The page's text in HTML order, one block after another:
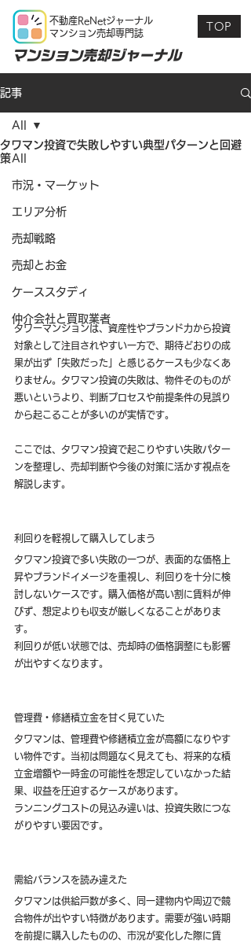
不動産ReNetジャーナル
マンション売却専門誌
マンション売却ジャーナル
TOP
記事
All
市況・マーケット
エリア分析
売却戦略
売却とお金
ケーススタディ
仲介会社と買取業者
All
タワマン投資で失敗しやすい典型パターンと回避
策
タワーマンションは、資産性やブランド力から投資
対象として注目されやすい一方で、期待どおりの成
果が出ず「失敗だった」と感じるケースも少なくあ
りません。タワマン投資の失敗は、物件そのものが
悪いというより、判断プロセスや前提条件の見誤り
から起こることが多いのが実情です。
ここでは、タワマン投資で起こりやすい失敗パター
ンを整理し、売却判断や今後の対策に活かす視点を
解説します。
利回りを軽視して購入してしまう
タワマン投資で多い失敗の一つが、表面的な価格上
昇やブランドイメージを重視し、利回りを十分に検
討しないケースです。購入価格が高い割に賃料が伸
びず、想定よりも収支が厳しくなることがありま
す。
利回りが低い状態では、売却時の価格調整にも影響
が出やすくなります。
管理費・修繕積立金を甘く見ていた
タワマンは、管理費や修繕積立金が高額になりやす
い物件です。当初は問題なく見えても、将来的な積
立金増額や一時金の可能性を想定していなかった結
果、収益を圧迫するケースがあります。
ランニングコストの見込み違いは、投資失敗につな
がりやすい要因です。
需給バランスを読み違えた
タワマンは供給戸数が多く、同一建物内や周辺で競
合物件が出やすい特徴があります。需要が強い時期
を前提に購入したものの、市況が変化した際に賃